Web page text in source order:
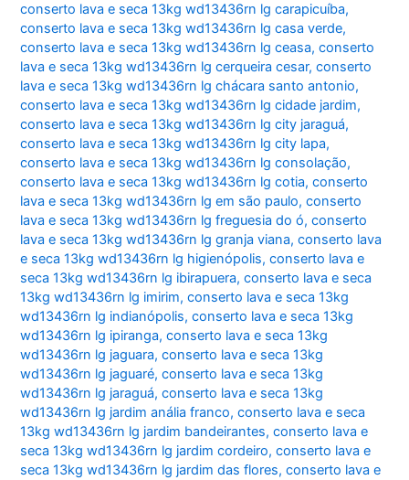
conserto lava e seca 13kg wd13436rn lg carapicuíba,
conserto lava e seca 13kg wd13436rn lg casa verde,
conserto lava e seca 13kg wd13436rn lg ceasa,conserto
lava e seca 13kg wd13436rn lg cerqueira cesar,conserto
lava e seca 13kg wd13436rn lg chácara santo antonio,
conserto lava e seca 13kg wd13436rn lg cidade jardim,
conserto lava e seca 13kg wd13436rn lg city jaraguá,
conserto lava e seca 13kg wd13436rn lg city lapa,
conserto lava e seca 13kg wd13436rn lg consolação,
conserto lava e seca 13kg wd13436rn lg cotia,conserto
lava e seca 13kg wd13436rn lg em são paulo,conserto
lava e seca 13kg wd13436rn lg freguesia do ó,conserto
lava e seca 13kg wd13436rn lg granja viana,conserto lava
e seca 13kg wd13436rn lg higienópolis,conserto lava e
seca 13kg wd13436rn lg ibirapuera,conserto lava e seca
13kg wd13436rn lg imirim,conserto lava e seca 13kg
wd13436rn lg indianópolis,conserto lava e seca 13kg
wd13436rn lg ipiranga,conserto lava e seca 13kg
wd13436rn lg jaguara,conserto lava e seca 13kg
wd13436rn lg jaguaré,conserto lava e seca 13kg
wd13436rn lg jaraguá,conserto lava e seca 13kg
wd13436rn lg jardim anália franco,conserto lava e seca
13kg wd13436rn lg jardim bandeirantes,conserto lava e
seca 13kg wd13436rn lg jardim cordeiro,conserto lava e
seca 13kg wd13436rn lg jardim das flores,conserto lava e